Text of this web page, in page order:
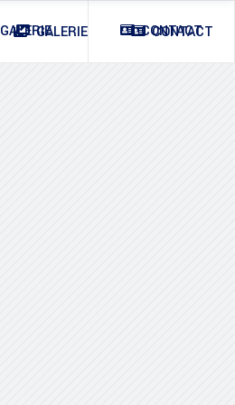
GALERIE CONTACT
GALERIE CONTACT